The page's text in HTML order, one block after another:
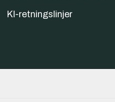
KI-retningslinjer